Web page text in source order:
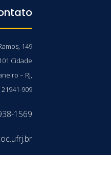
149
Cidade
– RJ,
21941-909
1569